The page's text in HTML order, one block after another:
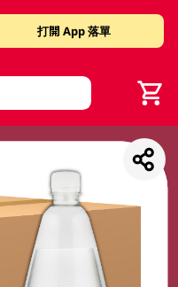
打開 App 落單